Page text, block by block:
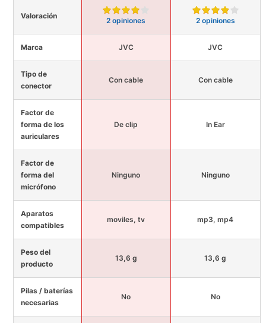
Valoración
2 opiniones 2 opiniones
Marca JVC JVC
Tipo de
conector
Con cable Con cable
Factor de
forma de los
auriculares
De clip In Ear
Factor de
forma del
micrófono
Ninguno Ninguno
Aparatos
compatibles
moviles, tv mp3, mp4
Peso del
producto
13,6 g 13,6 g
Pilas / baterías
necesarias
No No